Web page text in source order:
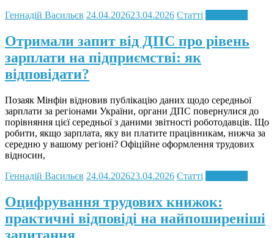
Геннадій Васильєв 24.04.202623.04.2026 Статті
Отримали запит від ДПС про рівень
зарплати на підприємстві: як
відповідати?
Позаяк Мінфін відновив публікацію даних щодо середньої
зарплати за регіонами України, органи ДПС повернулися до
порівняння цієї середньої з даними звітності роботодавців. Що
робити, якщо зарплата, яку ви платите працівникам, нижча за
середню у вашому регіоні? Офіційне оформлення трудових
відносин,
Геннадій Васильєв 24.04.202623.04.2026 Статті
Оцифрування трудових книжок:
практичні відповіді на найпоширеніші
запитання